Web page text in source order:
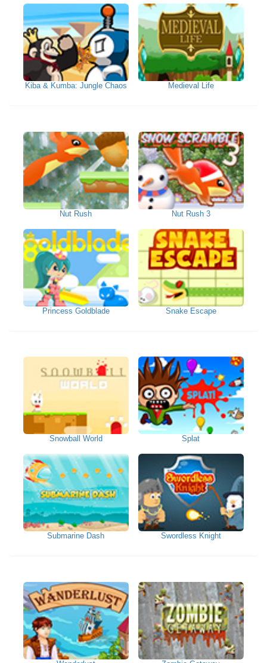
Kiba & Kumba: Jungle Chaos Medieval Life
Nut Rush Nut Rush 3
Princess Goldblade Snake Escape
Snowball World Splat
Submarine Dash Swordless Knight